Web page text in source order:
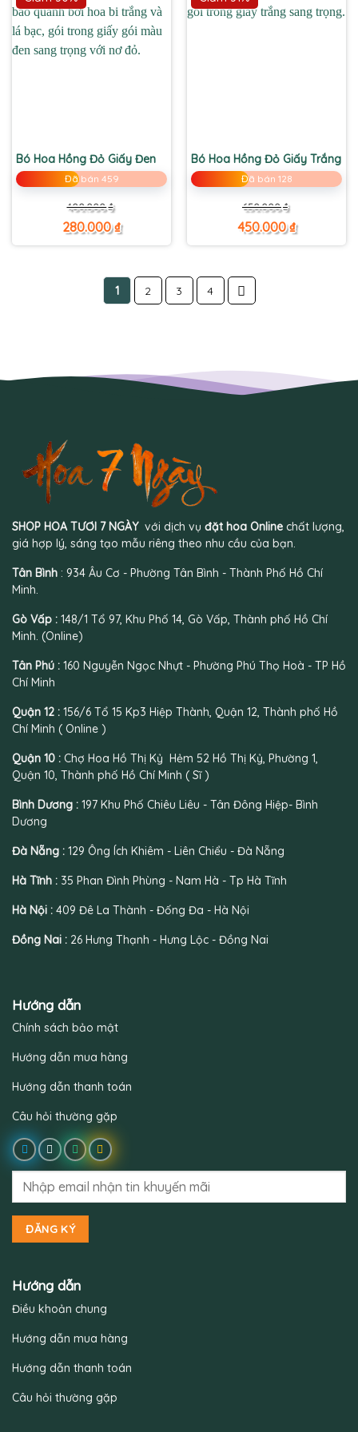
Bó Hoa Hồng Đỏ Giấy Đen
Đã bán 459
400.000₫
Giá
gốc
là:
400.000 ₫.
280.000₫
Giá
hiện
tại
là:
280.000 ₫.
Bó Hoa Hồng Đỏ Giấy Trắng
Đã bán 128
650.000₫
Giá
gốc
là:
650.000 ₫.
450.000₫
Giá
hiện
tại
là:
450.000 ₫.
1 2 3 4
SHOP HOA TƯƠI 7 NGÀY với dịch vụ đặt hoa Online chất lượng,
giá hợp lý, sáng tạo mẫu riêng theo nhu cầu của bạn.
Tân Bình : 934 Âu Cơ - Phường Tân Bình - Thành Phố Hồ Chí
Minh.
Gò Vấp : 148/1 Tổ 97, Khu Phố 14, Gò Vấp, Thành phố Hồ Chí
Minh. (Online)
Tân Phú : 160 Nguyễn Ngọc Nhựt - Phường Phú Thọ Hoà - TP Hồ
Chí Minh
Quận 12 : 156/6 Tổ 15 Kp3 Hiệp Thành, Quận 12, Thành phố Hồ
Chí Minh ( Online )
Quận 10 : Chợ Hoa Hồ Thị Kỷ Hẻm 52 Hồ Thị Kỷ, Phường 1,
Quận 10, Thành phố Hồ Chí Minh ( Sĩ )
Bình Dương : 197 Khu Phố Chiêu Liêu - Tân Đông Hiệp- Bình
Dương
Đà Nẵng : 129 Ông Ích Khiêm - Liên Chiểu - Đà Nẵng
Hà Tĩnh : 35 Phan Đình Phùng - Nam Hà - Tp Hà Tĩnh
Hà Nội : 409 Đê La Thành - Đống Đa - Hà Nội
Đồng Nai : 26 Hưng Thạnh - Hưng Lộc - Đồng Nai
Hướng dẫn
Chính sách bảo mật
Hướng dẫn mua hàng
Hướng dẫn thanh toán
Câu hỏi thường gặp
Hướng dẫn
Điều khoản chung
Hướng dẫn mua hàng
Hướng dẫn thanh toán
Câu hỏi thường gặp